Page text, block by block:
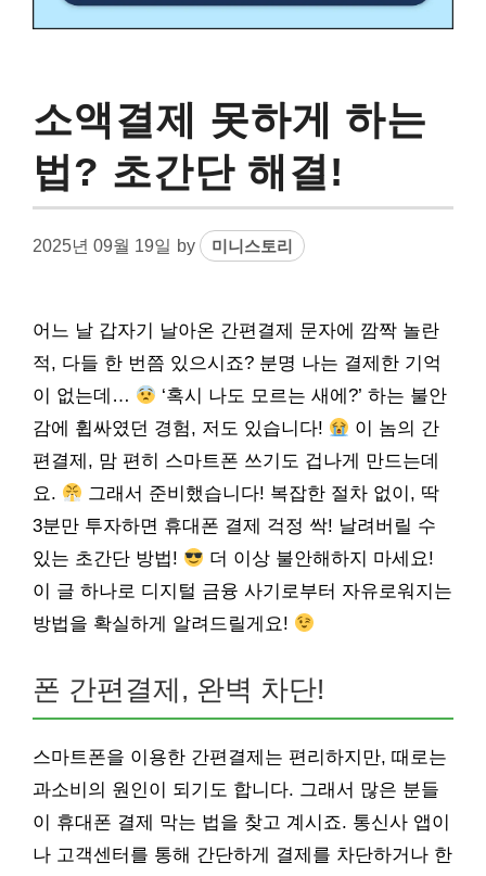
소액결제 못하게 하는
법? 초간단 해결!
2025년 09월 19일 by 미니스토리
어느 날 갑자기 날아온 간편결제 문자에 깜짝 놀란
적, 다들 한 번쯤 있으시죠? 분명 나는 결제한 기억
이 없는데…
‘혹시 나도 모르는 새에?’ 하는 불안
감에 휩싸였던 경험, 저도 있습니다!
이 놈의 간
편결제, 맘 편히 스마트폰 쓰기도 겁나게 만드는데
요.
그래서 준비했습니다! 복잡한 절차 없이, 딱
3분만 투자하면 휴대폰 결제 걱정 싹! 날려버릴 수
있는 초간단 방법!
더 이상 불안해하지 마세요!
이 글 하나로 디지털 금융 사기로부터 자유로워지는
방법을 확실하게 알려드릴게요!
폰 간편결제, 완벽 차단!
스마트폰을 이용한 간편결제는 편리하지만, 때로는
과소비의 원인이 되기도 합니다. 그래서 많은 분들
이 휴대폰 결제 막는 법을 찾고 계시죠. 통신사 앱이
나 고객센터를 통해 간단하게 결제를 차단하거나 한